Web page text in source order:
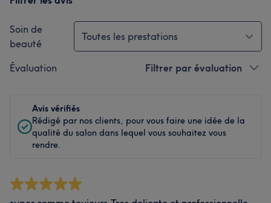
Soin de
beauté
Toutes les prestations
Évaluation Filtrer par évaluation
Avis vérifiés
Rédigé par nos clients, pour vous faire une idée de la
qualité du salon dans lequel vous souhaitez vous
rendre.